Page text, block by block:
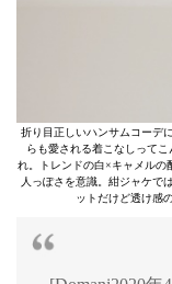
折り目正しいハンサムコーデ
らも愛される着こなしって
れ。トレンドの白×キャメルの
人っぽさを意識。紺ジャケで
ットだけど透け感